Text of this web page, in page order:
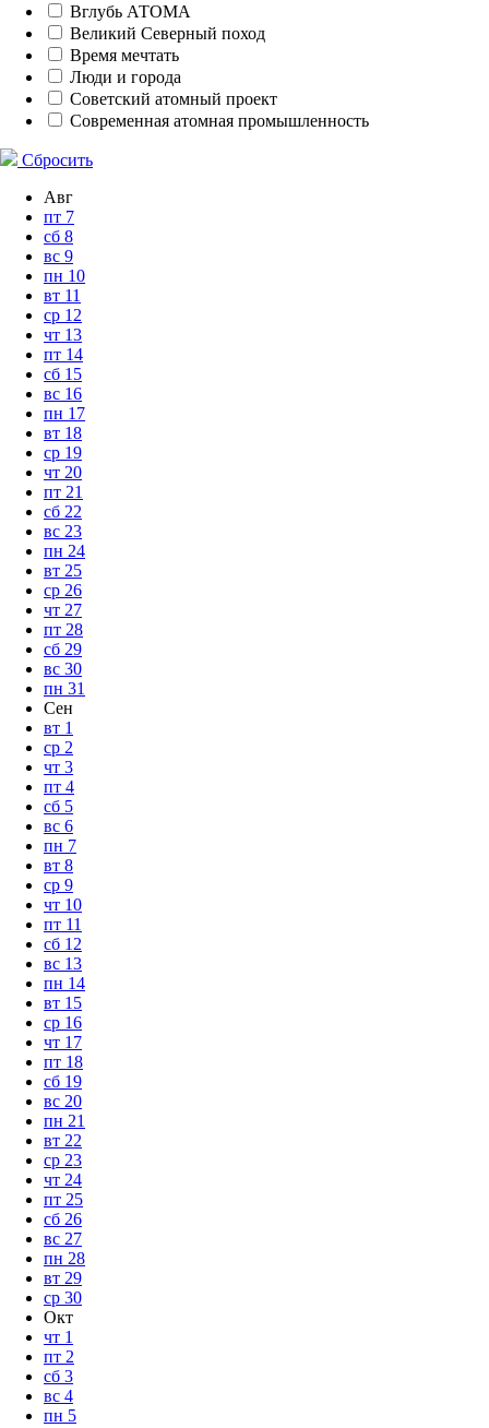
Вглубь АТОМА
Великий Северный поход
Время мечтать
Люди и города
Советский атомный проект
Современная атомная промышленность
Сбросить
Авг
пт 7
сб 8
вс 9
пн 10
вт 11
ср 12
чт 13
пт 14
сб 15
вс 16
пн 17
вт 18
ср 19
чт 20
пт 21
сб 22
вс 23
пн 24
вт 25
ср 26
чт 27
пт 28
сб 29
вс 30
пн 31
Сен
вт 1
ср 2
чт 3
пт 4
сб 5
вс 6
пн 7
вт 8
ср 9
чт 10
пт 11
сб 12
вс 13
пн 14
вт 15
ср 16
чт 17
пт 18
сб 19
вс 20
пн 21
вт 22
ср 23
чт 24
пт 25
сб 26
вс 27
пн 28
вт 29
ср 30
Окт
чт 1
пт 2
сб 3
вс 4
пн 5